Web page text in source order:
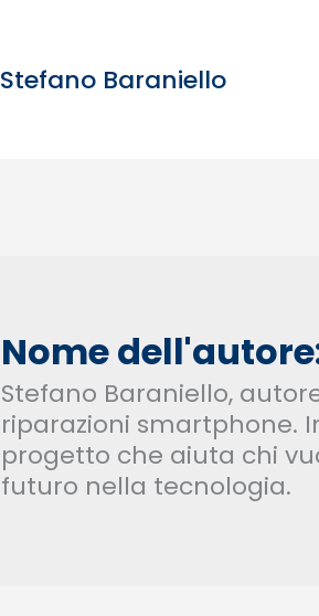
Stefano Baraniello
Nome
Stefano Baraniello,
riparazioni smartphone.
progetto che aiuta chi
futuro nella tecnologia.